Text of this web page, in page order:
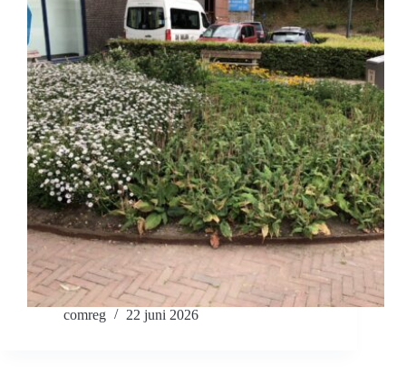
comreg 22 juni 2026